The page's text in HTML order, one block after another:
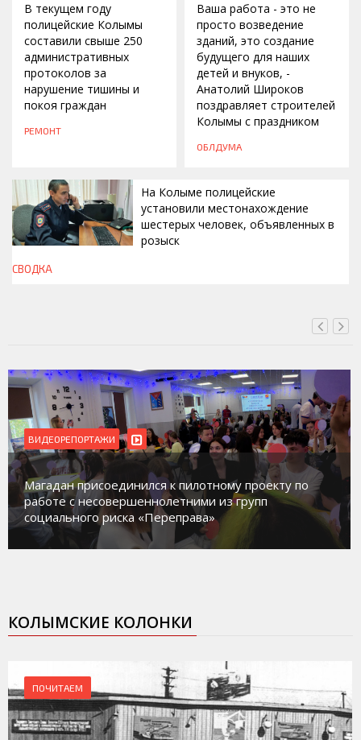
В текущем году
полицейские Колымы
составили свыше 250
административных
протоколов за
нарушение тишины и
покоя граждан
РЕМОНТ
Ваша работа - это не
просто возведение
зданий, это создание
будущего для наших
детей и внуков, -
Анатолий Широков
поздравляет строителей
Колымы с праздником
ОБЛДУМА
СЕГОДНЯ, 13:00
На Колыме полицейские
установили местонахождение
шестерых человек, объявленных в
розыск
СВОДКА
ВИДЕОРЕПОРТАЖИ
Магадан присоединился к пилотному проекту по
работе с несовершеннолетними из групп
социального риска «Переправа»
КОЛЫМСКИЕ КОЛОНКИ
ПОЧИТАЕМ